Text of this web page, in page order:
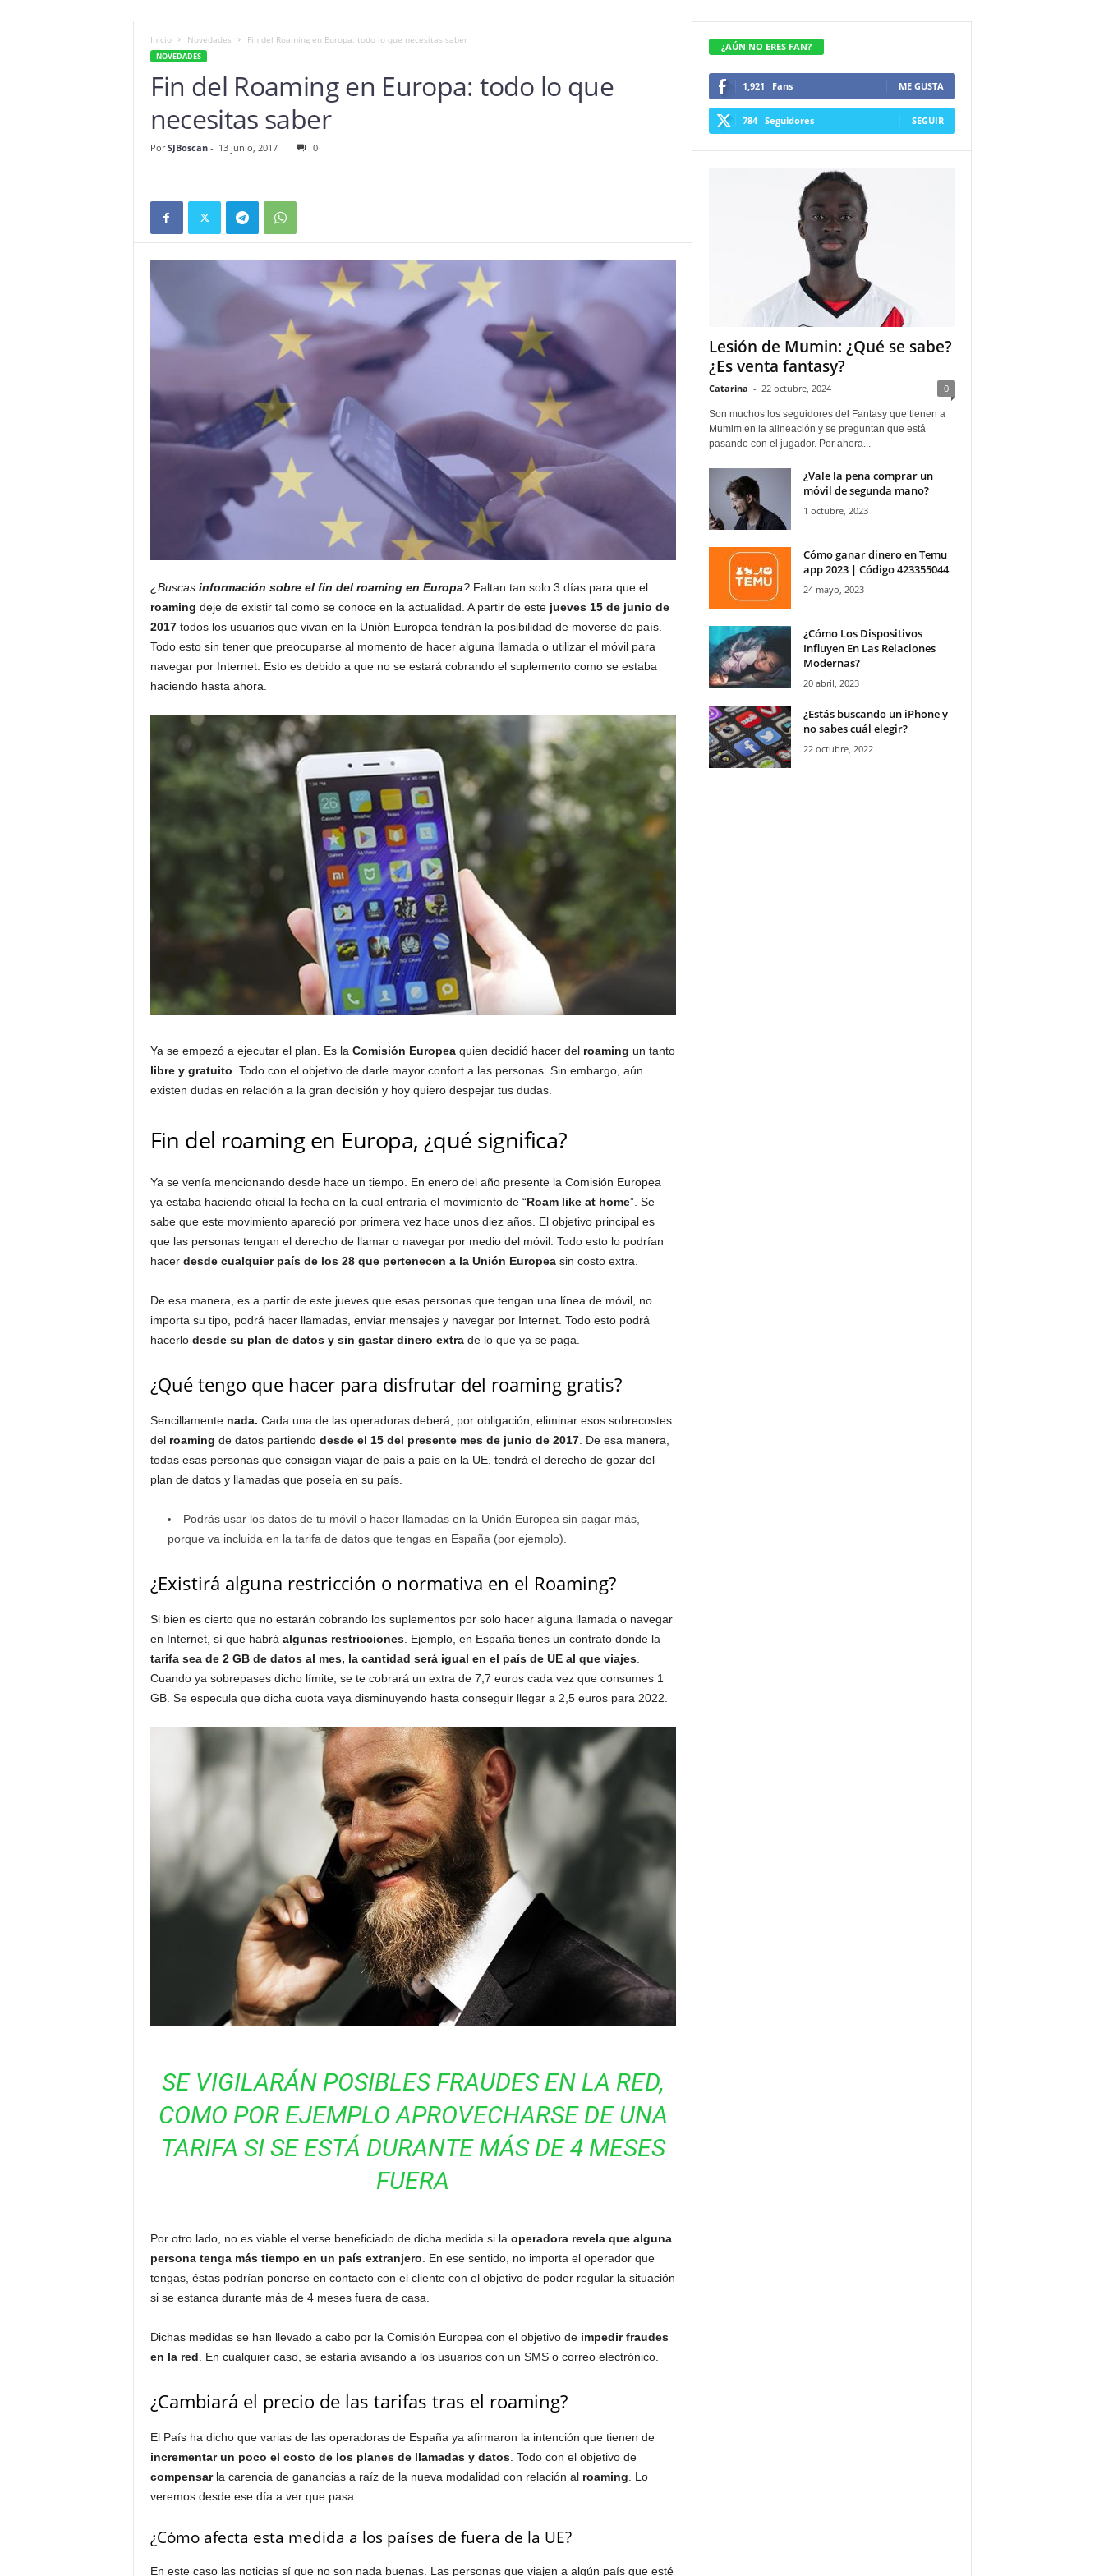
Inicio Novedades Fin del Roaming en Europa: todo lo que necesitas saber
NOVEDADES
Fin del Roaming en Europa: todo lo que
necesitas saber
Por SJBoscan- 13 junio, 2017 0
¿Buscas información sobre el fin del roaming en Europa?Faltan tan solo 3 días para que el
roaming deje de existir tal como se conoce en la actualidad. A partir de estejueves 15 de junio de
2017todos los usuarios que vivan en la Unión Europea tendrán la posibilidad de moverse de país.
Todo esto sin tener que preocuparse al momento de hacer alguna llamada o utilizar el móvil para
navegar por Internet. Esto es debido a que no se estará cobrando el suplemento como se estaba
haciendo hasta ahora.
Ya se empezó a ejecutar el plan. Es laComisión Europeaquien decidió hacer del roaming un tanto
libre y gratuito. Todo con el objetivo de darle mayor confort a las personas. Sin embargo, aún
existen dudas en relación a la gran decisión y hoy quiero despejar tus dudas.
Fin del roaming en Europa, ¿qué significa?
Ya se venía mencionando desde hace un tiempo. En enero del año presente la Comisión Europea
ya estaba haciendo oficial la fecha en la cual entraría el movimiento de “Roam like at home”. Se
sabe que este movimiento apareció por primera vez hace unos diez años. El objetivo principal es
que las personas tengan el derecho de llamar o navegar por medio del móvil. Todo esto lo podrían
hacer desde cualquier país de los 28 que pertenecen a la Unión Europeasin costo extra.
De esa manera, es a partir de este jueves que esas personas que tengan una línea de móvil, no
importa su tipo, podrá hacer llamadas, enviar mensajes y navegar por Internet. Todo esto podrá
hacerlo desde su plan de datos y sin gastar dinero extrade lo que ya se paga.
¿Qué tengo que hacer para disfrutar del roaming gratis?
Sencillamente nada. Cada una de las operadoras deberá, por obligación, eliminar esos sobrecostes
del roaming de datos partiendo desde el 15 del presente mes de junio de 2017. De esa manera,
todas esas personas que consigan viajar de país a país en la UE, tendrá el derecho de gozar del
plan de datos y llamadas que poseía en su país.
Podrás usar los datos de tu móvil o hacer llamadas en la Unión Europea sin pagar más,
porque va incluida en la tarifa de datos que tengas en España (por ejemplo).
¿Existirá alguna restricción o normativa en el Roaming?
Si bien es cierto que no estarán cobrando los suplementos por solo hacer alguna llamada o navegar
en Internet, sí que habráalgunas restricciones. Ejemplo, en España tienes un contrato donde la
tarifa sea de 2 GB de datos al mes, la cantidad será igual en el país de UE al que viajes.
Cuando ya sobrepases dicho límite, se te cobrará un extra de 7,7 euros cada vez que consumes 1
GB. Se especula que dicha cuota vaya disminuyendo hasta conseguir llegar a 2,5 euros para 2022.
SE VIGILARÁN POSIBLES FRAUDES EN LA RED,
COMO POR EJEMPLO APROVECHARSE DE UNA
TARIFA SI SE ESTÁ DURANTE MÁS DE 4 MESES
FUERA
Por otro lado, no es viable el verse beneficiado de dicha medida si la operadora revela que alguna
persona tenga más tiempo en un país extranjero . En ese sentido, no importa el operador que
tengas, éstas podrían ponerse en contacto con el cliente con el objetivo de poder regular la situación
si se estanca durante más de 4 meses fuera de casa.
Dichas medidas se han llevado a cabo por la Comisión Europea con el objetivo de impedir fraudes
en la red . En cualquier caso, se estaría avisando a los usuarios con un SMS o correo electrónico.
¿Cambiará el precio de las tarifas tras el roaming?
El País ha dicho que varias de las operadoras de España ya afirmaron la intención que tienen de
incrementar un poco el costo de los planes de llamadas y datos. Todo con el objetivo de
compensarla carencia de ganancias a raíz de la nueva modalidad con relación al roaming . Lo
veremos desde ese día a ver que pasa.
¿Cómo afecta esta medida a los países de fuera de la UE?
En este caso las noticias sí que no son nada buenas. Las personas que viajen a algún país que esté
¿AÚN NO ERES FAN?
1,921 Fans ME GUSTA
784 Seguidores SEGUIR
Lesión de Mumin: ¿Qué se sabe?
¿Es venta fantasy?
Catarina - 22 octubre, 2024 0
Son muchos los seguidores del Fantasy que tienen a
Mumim en la alineación y se preguntan que está
pasando con el jugador. Por ahora...
¿Vale la pena comprar un
móvil de segunda mano?
1 octubre, 2023
Cómo ganar dinero en Temu
app 2023 | Código 423355044
24 mayo, 2023
¿Cómo Los Dispositivos
Influyen En Las Relaciones
Modernas?
20 abril, 2023
¿Estás buscando un iPhone y
no sabes cuál elegir?
22 octubre, 2022